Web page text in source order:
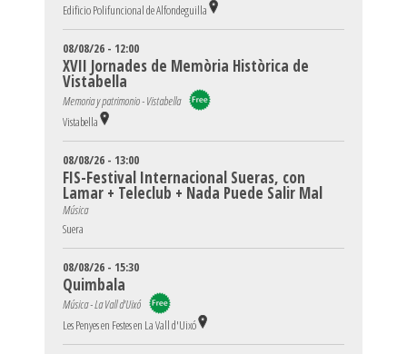
Edificio Polifuncional de Alfondeguilla
08/08/26 - 12:00
XVII Jornades de Memòria Històrica de
Vistabella
Memoria y patrimonio - Vistabella
Vistabella
08/08/26 - 13:00
FIS-Festival Internacional Sueras, con
Lamar + Teleclub + Nada Puede Salir Mal
Música
Suera
08/08/26 - 15:30
Quimbala
Música - La Vall d'Uixó
Les Penyes en Festes en La Vall d'Uixó